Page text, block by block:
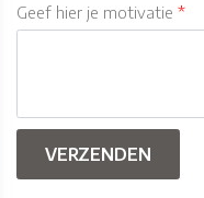
Geef hier je motivatie
VERZENDEN